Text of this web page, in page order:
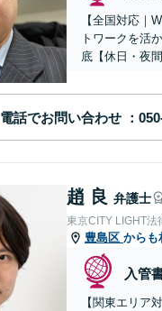
【全国対応｜
トワークを活
底【休日・夜間
電話でお問い合わせ
趙 良 弁護士
東京CITY LIGHT法
豊島区 からも
入管
【関東エリア